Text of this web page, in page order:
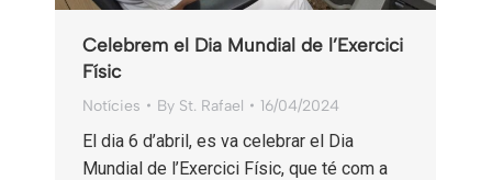
Celebrem el Dia Mundial de l’Exercici
Físic
Notícies By St. Rafael 16/04/2024
El dia 6 d’abril, es va celebrar el Dia
Mundial de l’Exercici Físic, que té com a